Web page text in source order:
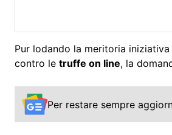
Pur lodando la meritoria
contro le truffe on line, la
Per restare sempre